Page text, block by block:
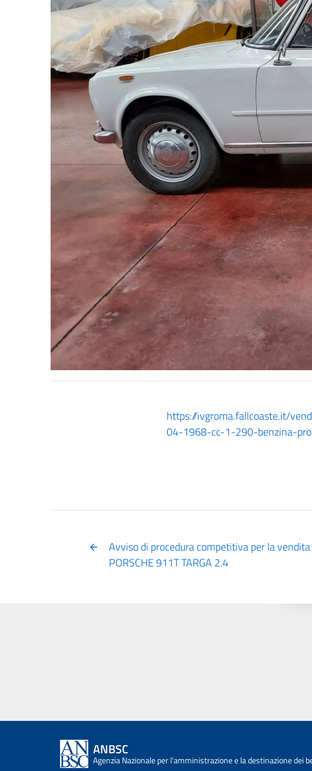
https://ivgroma.fallcoaste.it/
04-1968-cc-1-290-benzina-
Avviso di procedura competitiva per la
PORSCHE 911T TARGA 2.4
ANBSC
Agenzia Nazionale per l'amministrazione e la destinazione